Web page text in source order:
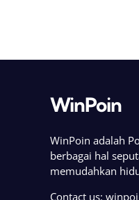
WinPoin
WinPoin adalah
berbagai hal
memudahkan
Contact us: